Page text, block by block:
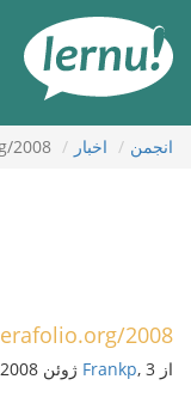
محتوا
انجمن اخبار 2008/
2008/
از Frankp, 3 ژوئن 2008